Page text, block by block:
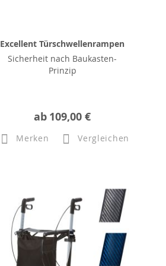
Excellent Türschwellenrampen
Sicherheit nach Baukasten-
Prinzip
ab 109,00 €
Merken Vergleichen